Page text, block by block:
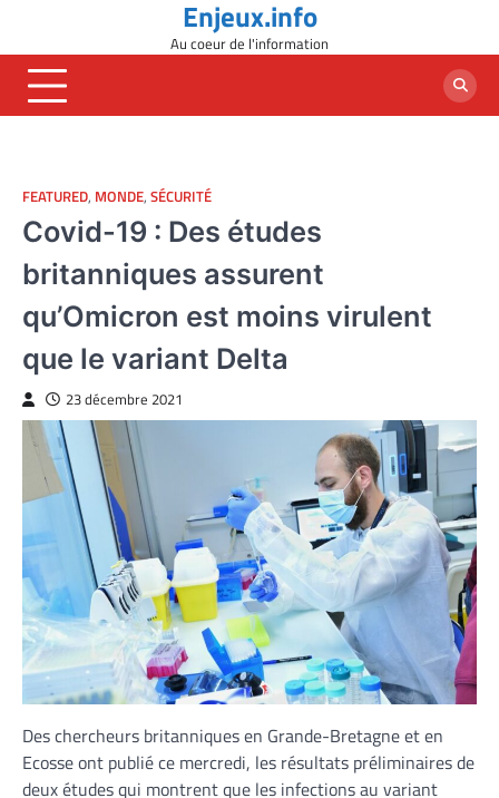
content
Enjeux.info
Au coeur de l'information
FEATURED, MONDE, SÉCURITÉ
Covid-19 : Des études
britanniques assurent
qu’Omicron est moins virulent
que le variant Delta
23 décembre 2021
Des chercheurs britanniques en Grande-Bretagne et en
Ecosse ont publié ce mercredi, les résultats préliminaires de
deux études qui montrent que les infections au variant